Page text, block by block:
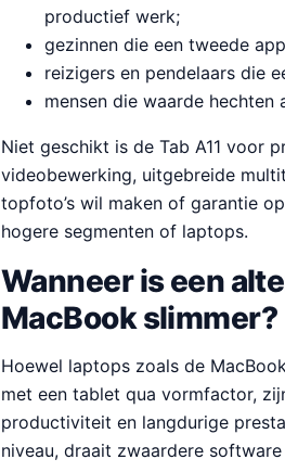
productief werk;
gezinnen die een tweede
reizigers en pendelaars die
mensen die waarde
Niet geschikt is de Tab A11 voor
videobewerking, uitgebreide
topfoto’s wil maken of garantie
hogere segmenten of laptops.
Wanneer is een
MacBook slimmer?
Hoewel laptops zoals de
met een tablet qua vormfactor,
productiviteit en langdurige
niveau, draait zwaardere